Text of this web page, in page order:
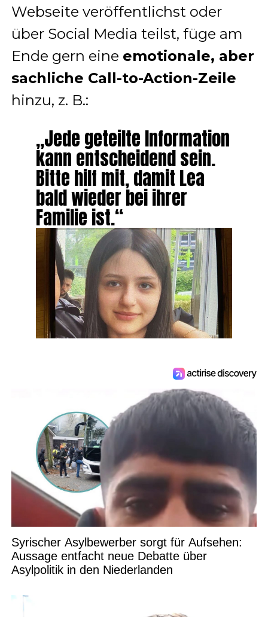
Webseite veröffentlichst oder
über Social Media teilst, füge am
Ende gern eine emotionale, aber
sachliche Call-to-Action-Zeile
hinzu, z. B.:
„Jede geteilte Information
kann entscheidend sein.
Bitte hilf mit, damit Lea
bald wieder bei ihrer
Familie ist.“
Syrischer Asylbewerber sorgt für Aufsehen:
Aussage entfacht neue Debatte über
Asylpolitik in den Niederlanden